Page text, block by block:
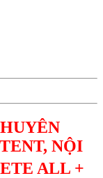
NỘI
ALL +